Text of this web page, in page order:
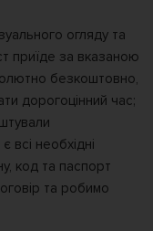
огляду та
приїде за вказаною
безкоштовно,
дорогоцінний час;
всі необхідні
код та паспорт
та робимо